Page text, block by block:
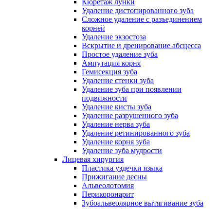
Удаление дистопированного зуба
Сложное удаление с разъединением
корней
Удаление экзостоза
Вскрытие и дренирование абсцесса
Простое удаление зуба
Ампутация корня
Гемисекция зуба
Удаление стенки зуба
Удаление зуба при появлении
подвижности
Удаление кисты зуба
Удаление разрушенного зуба
Удаление нерва зуба
Удаление ретинированного зуба
Удаление корня зуба
Удаление зуба мудрости
Лицевая хирургия
Пластика уздечки языка
Прижигание десны
Альвеолотомия
Перикоронарит
Зубоальвеолярное вытягивание зуба